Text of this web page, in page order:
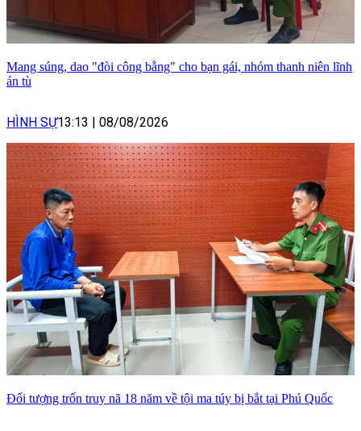
Mang súng, dao "đòi công bằng" cho bạn gái, nhóm thanh niên lĩnh
án tù
HÌNH SỰ13:13 08/08/2026
Đối tượng trốn truy nã 18 năm về tội ma túy bị bắt tại Phú Quốc